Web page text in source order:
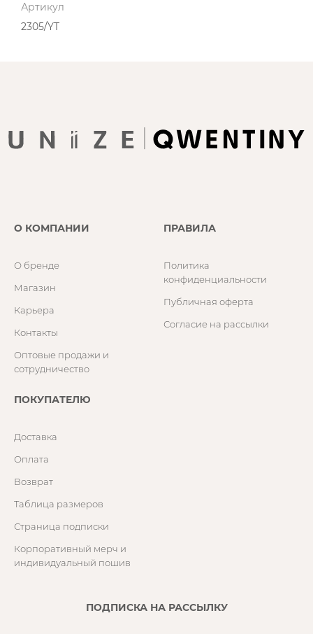
Артикул
2305/YT
О КОМПАНИИ
О бренде
Магазин
Карьера
Контакты
Оптовые продажи и
сотрудничество
ПРАВИЛА
Политика
конфиденциальности
Публичная оферта
Согласие на рассылки
ПОКУПАТЕЛЮ
Доставка
Оплата
Возврат
Таблица размеров
Страница подписки
Корпоративный мерч и
индивидуальный пошив
ПОДПИСКА НА РАССЫЛКУ